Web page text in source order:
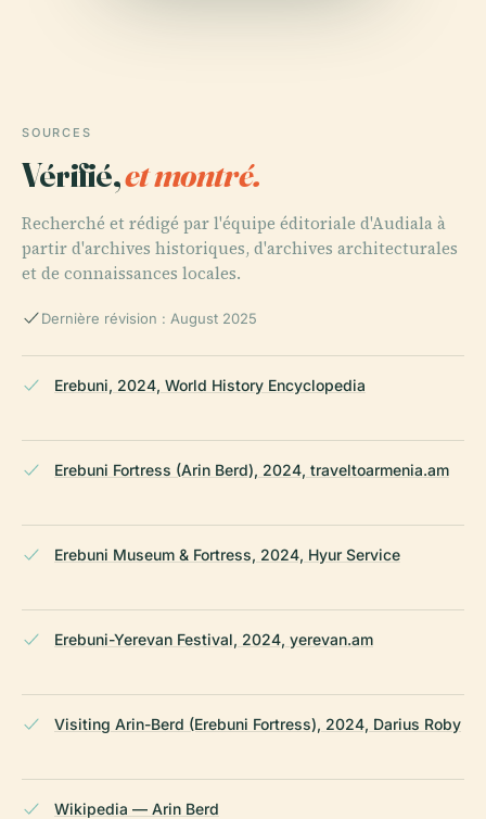
SOURCES
Vérifié,et montré.
Recherché et rédigé par l'équipe éditoriale d'Audiala à
partir d'archives historiques, d'archives architecturales
et de connaissances locales.
Dernière révision : August 2025
Erebuni, 2024, World History Encyclopedia
Erebuni Fortress (Arin Berd), 2024, traveltoarmenia.am
Erebuni Museum & Fortress, 2024, Hyur Service
Erebuni-Yerevan Festival, 2024, yerevan.am
Visiting Arin-Berd (Erebuni Fortress), 2024, Darius Roby
Wikipedia — Arin Berd